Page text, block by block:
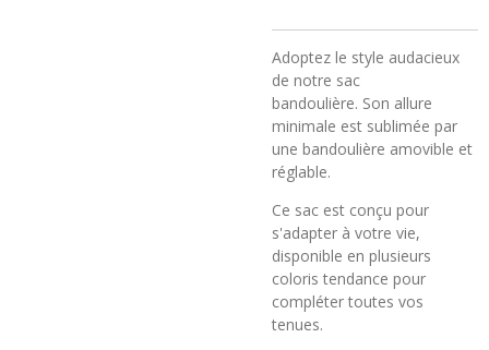
Adoptez le style audacieux
de notre sac
bandoulière. Son allure
minimale est sublimée par
une bandoulière amovible et
réglable.
Ce sac est conçu pour
s'adapter à votre vie,
disponible en plusieurs
coloris tendance pour
compléter toutes vos
tenues.